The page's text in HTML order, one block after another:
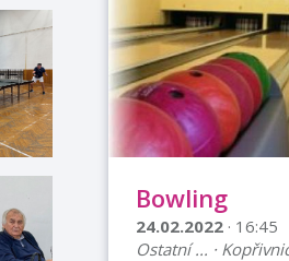
Bowling
24.02.2022 · 16:45
Ostatní ... ·